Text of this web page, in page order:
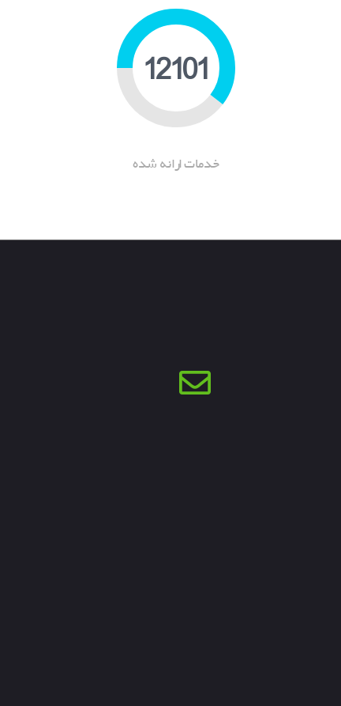
18613
خدمات ارانه شده